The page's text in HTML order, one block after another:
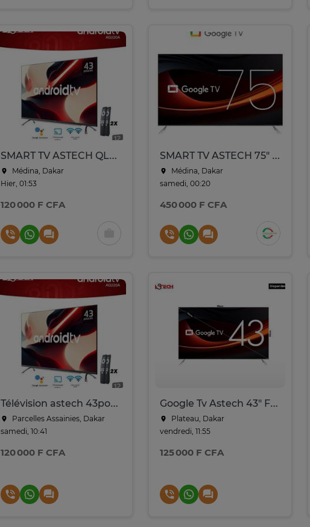
SMART TV ASTECH QLED 43POUCES TV ANDROID 2 TELECOMMANDE
Médina, Dakar
Hier, 01:53
120 000 F CFA
SMART TV ASTECH 75" QLED GOOGLE TV 75GT3022D/75GT3027H
Médina, Dakar
samedi, 00:20
450 000 F CFA
Télévision astech 43pouce smart tv Google
Parcelles Assainies, Dakar
samedi, 10:41
120 000 F CFA
Google Tv Astech 43" Full HD Connectée
Plateau, Dakar
vendredi, 11:55
125 000 F CFA